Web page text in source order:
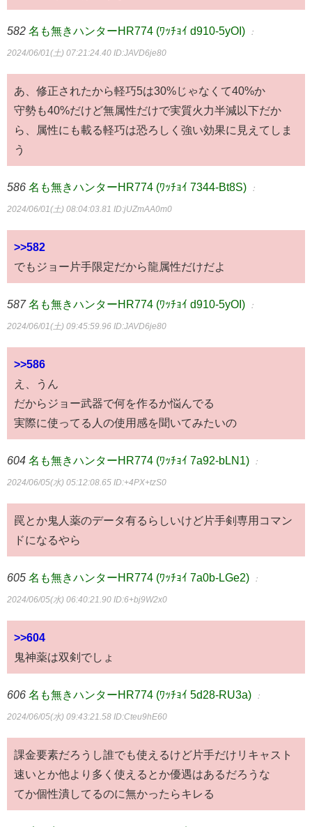
582 名も無きハンターHR774 (ﾜｯﾁｮｲ d910-5yOI) ：
2024/06/01(土) 07:21:24.40 ID:JAVD6je80
あ、修正されたから軽巧5は30%じゃなくて40%か
守勢も40%だけど無属性だけで実質火力半減以下だか
ら、属性にも載る軽巧は恐ろしく強い効果に見えてしま
う
586 名も無きハンターHR774 (ﾜｯﾁｮｲ 7344-Bt8S) ：
2024/06/01(土) 08:04:03.81 ID:jUZmAA0m0
>>582
でもジョー片手限定だから龍属性だけだよ
587 名も無きハンターHR774 (ﾜｯﾁｮｲ d910-5yOI) ：
2024/06/01(土) 09:45:59.96 ID:JAVD6je80
>>586
え、うん
だからジョー武器で何を作るか悩んでる
実際に使ってる人の使用感を聞いてみたいの
604 名も無きハンターHR774 (ﾜｯﾁｮｲ 7a92-bLN1) ：
2024/06/05(水) 05:12:08.65 ID:+4PX+tzS0
罠とか鬼人薬のデータ有るらしいけど片手剣専用コマン
ドになるやら
605 名も無きハンターHR774 (ﾜｯﾁｮｲ 7a0b-LGe2) ：
2024/06/05(水) 06:40:21.90 ID:6+bj9W2x0
>>604
鬼神薬は双剣でしょ
606 名も無きハンターHR774 (ﾜｯﾁｮｲ 5d28-RU3a) ：
2024/06/05(水) 09:43:21.58 ID:Cteu9hE60
課金要素だろうし誰でも使えるけど片手だけリキャスト
速いとか他より多く使えるとか優遇はあるだろうな
てか個性潰してるのに無かったらキレる